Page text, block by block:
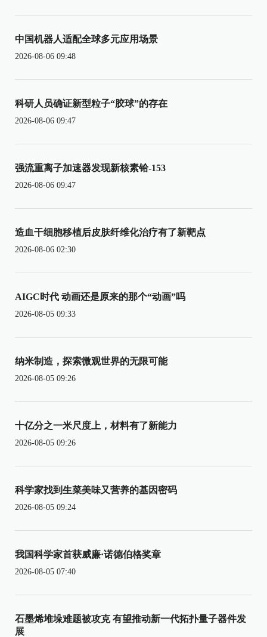
中国机器人适配全球多元应用场景
2026-08-06 09:48
科研人员确证新型粒子“胶球”的存在
2026-08-06 09:47
强流重离子加速器发现新核素铪-153
2026-08-06 09:47
造血干细胞移植后皮肤纤维化治疗有了新靶点
2026-08-06 02:30
AIGC时代 动画还是原来的那个“动画”吗
2026-08-05 09:33
纳米制造，探索微观世界的无限可能
2026-08-05 09:26
十亿分之一米尺度上，材料有了新能力
2026-08-05 09:26
科学家找到生菜美味又营养的基因密码
2026-08-05 09:24
我国科学家首获威廉·诺德伯格奖章
2026-08-05 07:40
石墨烯堆垛难题被攻克 有望推动新一代拓扑量子器件发
展